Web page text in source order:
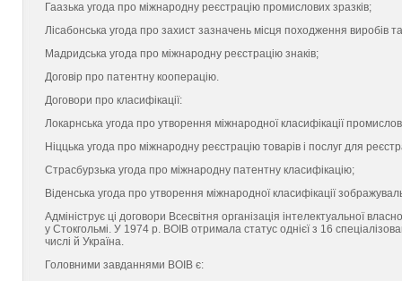
Гаазька угода про міжнародну реєстрацію промислових зразків;
Лісабонська угода про захист зазначень міс­ця походження виробів та
Мадридська угода про міжнародну реєстра­цію знаків;
Договір про патентну кооперацію.
Договори про класифікації:
Локарнська угода про утворення міжнарод­ної класифікації
Ніццька угода про міжнародну реєстрацію товарів і послуг для
Страсбурзька угода про міжнародну патент­ну класифікацію;
Віденська угода про утворення міжнародної класифікації
Адмініструє ці договори Всесвітня організація інтелектуальної
у Стокгольмі. У 1974 р. ВОІВ отримала статус однієї з 16
числі й Україна.
Головними завданнями ВОІВ є: